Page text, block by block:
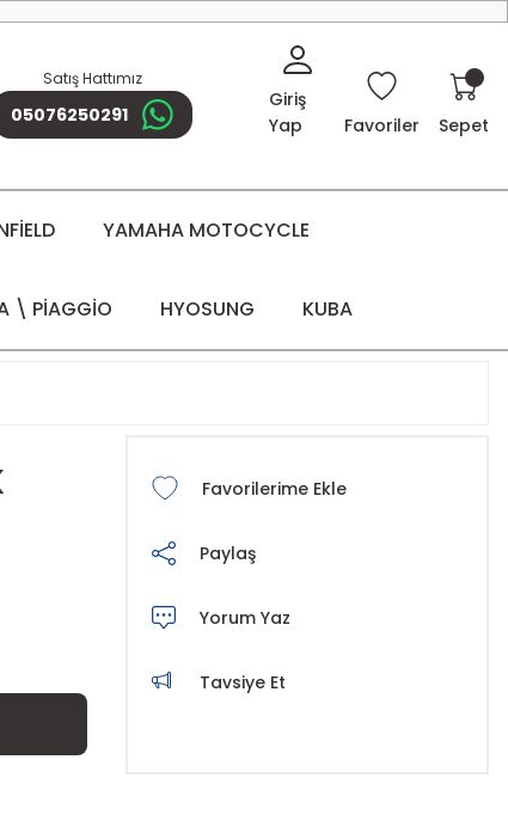
Satış Hattımız
05076250291
Giriş
Yap
Favoriler Sepet
YAMAHA MOTOCYCLE
\ PİAGGİO HYOSUNG KUBA
Paylaş
Yorum Yaz
Tavsiye Et